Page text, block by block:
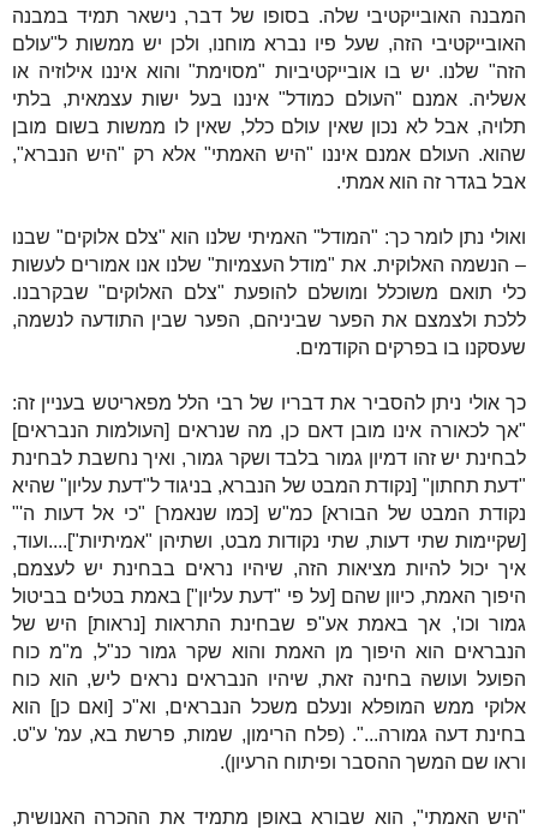
המבנה האובייקטיבי שלה. בסופו של דבר, נישאר תמיד במבנה
האובייקטיבי הזה, שעל פיו נברא מוחנו, ולכן יש ממשות ל"עולם
הזה" שלנו. יש בו אובייקטיביות "מסוימת" והוא איננו אילוזיה או
אשליה. אמנם "העולם כמודל" איננו בעל ישות עצמאית, בלתי
תלויה, אבל לא נכון שאין עולם כלל, שאין לו ממשות בשום מובן
שהוא. העולם אמנם איננו "היש האמתי" אלא רק "היש הנברא",
אבל בגדר זה הוא אמתי.
ואולי נתן לומר כך: "המודל" האמיתי שלנו הוא "צלם אלוקים" שבנו
– הנשמה האלוקית. את "מודל העצמיות" שלנו אנו אמורים לעשות
כלי תואם משוכלל ומושלם להופעת "צלם האלוקים" שבקרבנו.
ללכת ולצמצם את הפער שביניהם, הפער שבין התודעה לנשמה,
שעסקנו בו בפרקים הקודמים.
כך אולי ניתן להסביר את דבריו של רבי הלל מפאריטש בעניין זה:
"אך לכאורה אינו מובן דאם כן, מה שנראים [העולמות הנבראים]
לבחינת יש זהו דמיון גמור בלבד ושקר גמור, ואיך נחשבת לבחינת
"דעת תחתון" [נקודת המבט של הנברא, בניגוד ל"דעת עליון" שהיא
נקודת המבט של הבורא] כמ"ש [כמו שנאמר] "כי אל דעות ה'"
[שקיימות שתי דעות, שתי נקודות מבט, ושתיהן "אמיתיות"]....ועוד,
איך יכול להיות מציאות הזה, שיהיו נראים בבחינת יש לעצמם,
היפוך האמת, כיוון שהם [על פי "דעת עליון"] באמת בטלים בביטול
גמור וכו', אך באמת אע"פ שבחינת התראות [נראות] היש של
הנבראים הוא היפוך מן האמת והוא שקר גמור כנ"ל, מ"מ כוח
הפועל ועושה בחינה זאת, שיהיו הנבראים נראים ליש, הוא כוח
אלוקי ממש המופלא ונעלם משכל הנבראים, וא"כ [ואם כן] הוא
בחינת דעה גמורה...". (פלח הרימון, שמות, פרשת בא, עמ' ע"ט.
וראו שם המשך ההסבר ופיתוח הרעיון).
"היש האמתי", הוא שבורא באופן מתמיד את ההכרה האנושית,